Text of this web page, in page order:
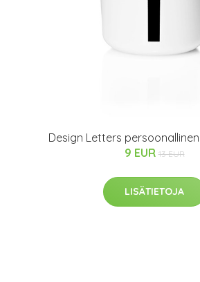
Design Letters
9 EUR 13 EUR
LISÄTIETOJA